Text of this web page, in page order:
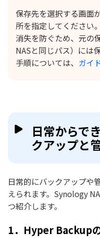
保存先を選択する画面
所を指定してください
消失を防ぐため、元の
NASと同じパス）には
手順については、 ガイ
日常からで
クアップと
日常的にバックアップや
えられます。Synology
つ紹介します。
1．Hyper Backup